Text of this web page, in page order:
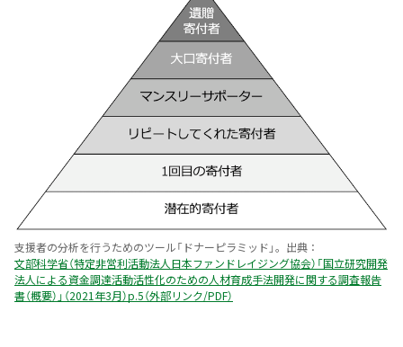
支援者の分析を行うためのツール「ドナーピラミッド」。出典：
文部科学省（特定非営利活動法人日本ファンドレイジング協会）「国立研究開発
法人による資金調達活動活性化のための人材育成手法開発に関する調査報告
書（概要）」（2021年3月）p.5（外部リンク/PDF）